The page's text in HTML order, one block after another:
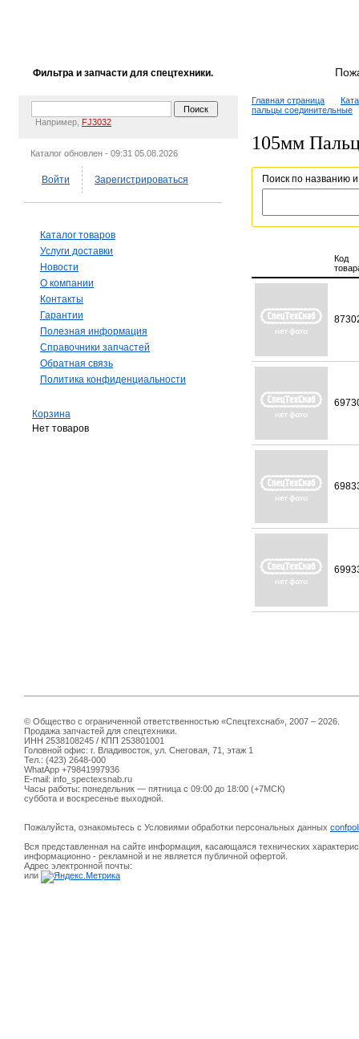
Фильтра и запчасти для спецтехники.
Например, FJ3032
Каталог обновлен - 09:31 05.08.2026
Войти Зарегистрироваться
Каталог товаров
Услуги доставки
Новости
О компании
Контакты
Гарантии
Полезная информация
Справочники запчастей
Обратная связь
Политика конфиденциальности
Корзина
Нет товаров
Главная страница
пальцы соединительные
105мм
Поиск по названию
Код
© Общество с ограниченной ответственностью «Спецтехснаб», 2007 – 2026.
Продажа запчастей для спецтехники.
ИНН 2538108245 / КПП 253801001
Головной офис: г. Владивосток, ул. Снеговая, 71, этаж 1
Тел.: (423) 2648-000
WhatApp +79841997936
E-mail: info_spectexsnab.ru
Часы работы: понедельник — пятница с 09:00 до 18:00 (+7МСК)
суббота и воскресенье выходной.
Пожалуйста, ознакомьтесь с Условиями обработки персональных данных
Вся представленная на сайте информация, касающаяся технических
информационно - рекламной и не является публичной офертой.
Адрес электронной почты:
или